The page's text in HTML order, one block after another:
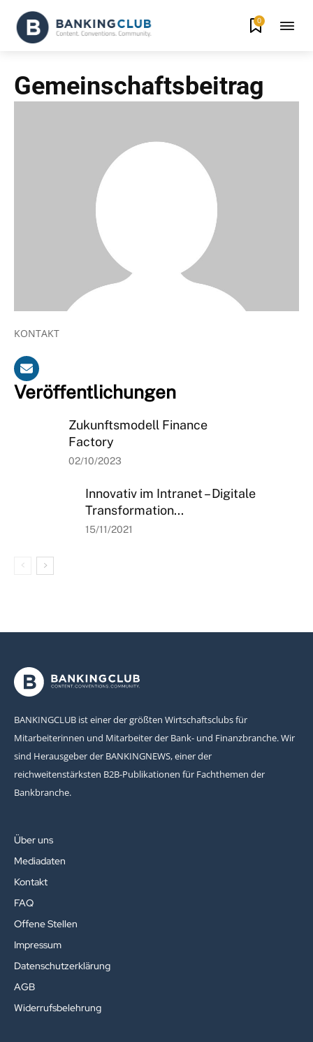
0
Gemeinschaftsbeitrag
KONTAKT
Veröffentlichungen
Zukunftsmodell Finance
Factory
02/10/2023
Innovativ im Intranet – Digitale
Transformation...
15/11/2021
BANKINGCLUB ist einer der größten Wirtschaftsclubs für
Mitarbeiterinnen und Mitarbeiter der Bank- und Finanzbranche. Wir
sind Herausgeber der BANKINGNEWS, einer der
reichweitenstärksten B2B-Publikationen für Fachthemen der
Bankbranche.
Über uns
Mediadaten
Kontakt
FAQ
Offene Stellen
Impressum
Datenschutzerklärung
AGB
Widerrufsbelehrung